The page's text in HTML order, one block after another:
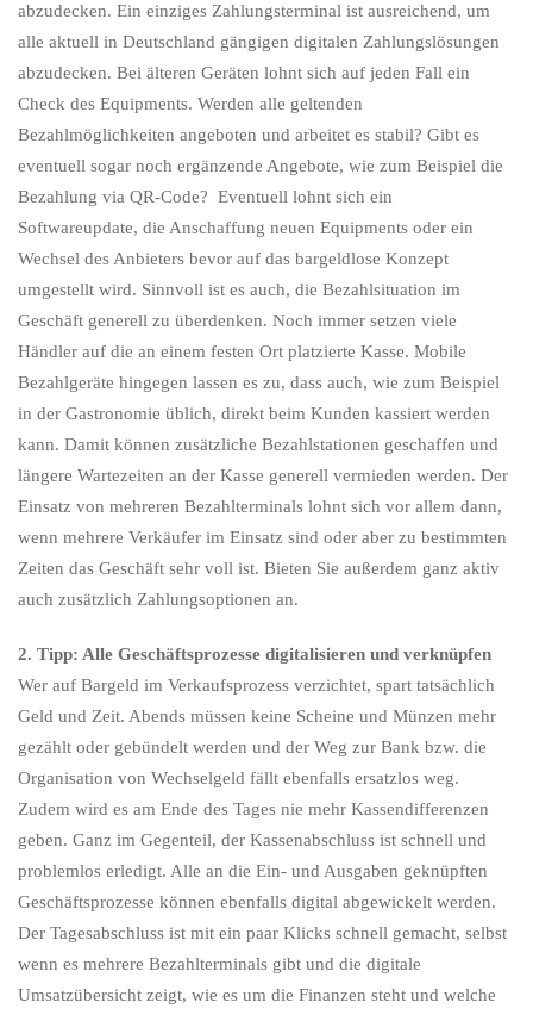
abzudecken. Ein einziges Zahlungsterminal ist ausreichend, um
alle aktuell in Deutschland gängigen digitalen Zahlungslösungen
abzudecken. Bei älteren Geräten lohnt sich auf jeden Fall ein
Check des Equipments. Werden alle geltenden
Bezahlmöglichkeiten angeboten und arbeitet es stabil? Gibt es
eventuell sogar noch ergänzende Angebote, wie zum Beispiel die
Bezahlung via QR-Code? Eventuell lohnt sich ein
Softwareupdate, die Anschaffung neuen Equipments oder ein
Wechsel des Anbieters bevor auf das bargeldlose Konzept
umgestellt wird. Sinnvoll ist es auch, die Bezahlsituation im
Geschäft generell zu überdenken. Noch immer setzen viele
Händler auf die an einem festen Ort platzierte Kasse. Mobile
Bezahlgeräte hingegen lassen es zu, dass auch, wie zum Beispiel
in der Gastronomie üblich, direkt beim Kunden kassiert werden
kann. Damit können zusätzliche Bezahlstationen geschaffen und
längere Wartezeiten an der Kasse generell vermieden werden. Der
Einsatz von mehreren Bezahlterminals lohnt sich vor allem dann,
wenn mehrere Verkäufer im Einsatz sind oder aber zu bestimmten
Zeiten das Geschäft sehr voll ist. Bieten Sie außerdem ganz aktiv
auch zusätzlich Zahlungsoptionen an.
2. Tipp: Alle Geschäftsprozesse digitalisieren und verknüpfen
Wer auf Bargeld im Verkaufsprozess verzichtet, spart tatsächlich
Geld und Zeit. Abends müssen keine Scheine und Münzen mehr
gezählt oder gebündelt werden und der Weg zur Bank bzw. die
Organisation von Wechselgeld fällt ebenfalls ersatzlos weg.
Zudem wird es am Ende des Tages nie mehr Kassendifferenzen
geben. Ganz im Gegenteil, der Kassenabschluss ist schnell und
problemlos erledigt. Alle an die Ein- und Ausgaben geknüpften
Geschäftsprozesse können ebenfalls digital abgewickelt werden.
Der Tagesabschluss ist mit ein paar Klicks schnell gemacht, selbst
wenn es mehrere Bezahlterminals gibt und die digitale
Umsatzübersicht zeigt, wie es um die Finanzen steht und welche